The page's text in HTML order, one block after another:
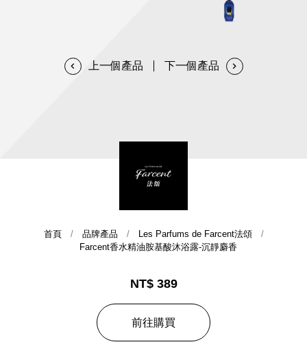
ESG永續發展
公司治理
提供年報、每季財報、法說會資訊
代工服務
不斷創新突破，致力提供消費者更舒適、方便的居家生
首頁 品牌產品
Les Parfums de Farcent法頌
Farcent香水精油胺基酸沐浴露-沉靜麝香
NT$ 389
前往購買